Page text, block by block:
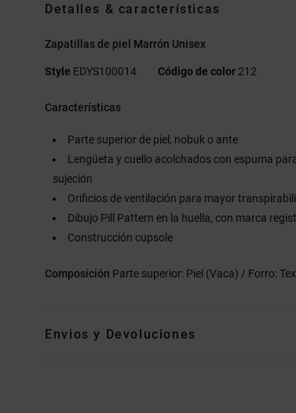
Detalles & características
Zapatillas de piel Marrón Unisex
Style EDYS100014 Código de color 212
Características
Parte superior de piel, nobuk o ante
Lengüeta y cuello acolchados con espuma
sujeción
Orificios de ventilación para mayor
Dibujo Pill Pattern en la huella, con marca
Construcción cupsole
Composición Parte superior: Piel (Vaca) / Forro:
Envios y Devoluciones